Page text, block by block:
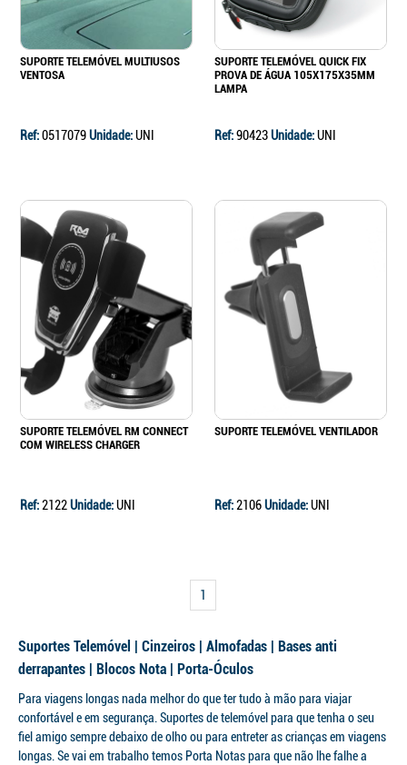
SUPORTE TELEMÓVEL MULTIUSOS
VENTOSA
Ref:0517079Unidade:UNI
SUPORTE TELEMÓVEL QUICK FIX
PROVA DE ÁGUA 105X175X35MM
LAMPA
Ref:90423Unidade:UNI
SUPORTE TELEMÓVEL RM CONNECT
COM WIRELESS CHARGER
Ref:2122Unidade:UNI
SUPORTE TELEMÓVEL VENTILADOR
Ref:2106Unidade:UNI
1
Suportes Telemóvel | Cinzeiros | Almofadas | Bases anti
derrapantes | Blocos Nota | Porta-Óculos
Para viagens longas nada melhor do que ter tudo à mão para viajar
confortável e em segurança. Suportes de telemóvel para que tenha o seu
fiel amigo sempre debaixo de olho ou para entreter as crianças em viagens
longas. Se vai em trabalho temos Porta Notas para que não lhe falhe a